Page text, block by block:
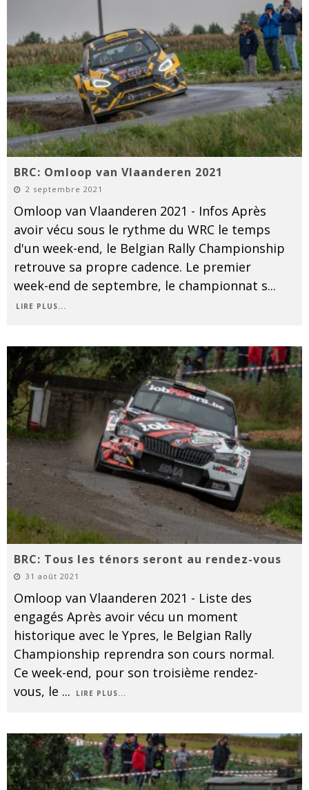
BRC: Omloop van Vlaanderen 2021
2 septembre 2021
Omloop van Vlaanderen 2021 - Infos Après
avoir vécu sous le rythme du WRC le temps
d'un week-end, le Belgian Rally Championship
retrouve sa propre cadence. Le premier
week-end de septembre, le championnat s...
LIRE PLUS...
BRC: Tous les ténors seront au rendez-vous
31 août 2021
Omloop van Vlaanderen 2021 - Liste des
engagés Après avoir vécu un moment
historique avec le Ypres, le Belgian Rally
Championship reprendra son cours normal.
Ce week-end, pour son troisième rendez-
vous, le ... LIRE PLUS...